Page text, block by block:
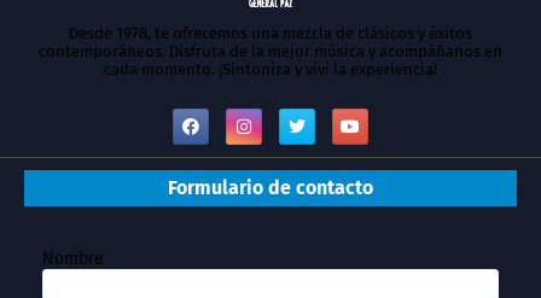
Desde 1978, te ofrecemos una mezcla de clásicos y éxitos
contemporáneos. Disfruta de la mejor música y acompáñanos en
cada momento. ¡Sintoniza y vivi la experiencia!
Formulario de contacto
Nombre